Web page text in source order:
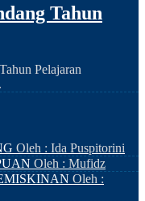
Tahun
Pelajaran
Oleh : Ida Puspitorini
Oleh : Mufidz
Oleh :